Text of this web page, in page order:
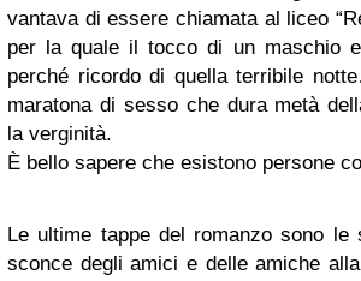
vantava di essere chiamata al liceo
per la quale il tocco di un maschio
perché ricordo di quella terribile
maratona di sesso che dura metà
la verginità.
È bello sapere che esistono persone
Le ultime tappe del romanzo sono le
sconce degli amici e delle amiche